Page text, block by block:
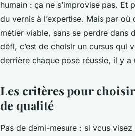
humain : ça ne s’improvise pas. Et
du vernis à l’expertise. Mais par
métier viable, sans se perdre dans
défi, c’est de choisir un cursus qui
derrière chaque pose réussie, il y
Les critères pour
de qualité
Pas de demi-mesure : si vous